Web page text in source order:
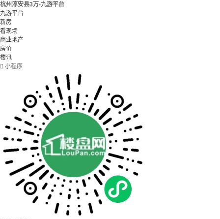
杭州淳安县3万-九游平台
九游平台
新房
看现场
商业地产
房价
楼讯
 小程序